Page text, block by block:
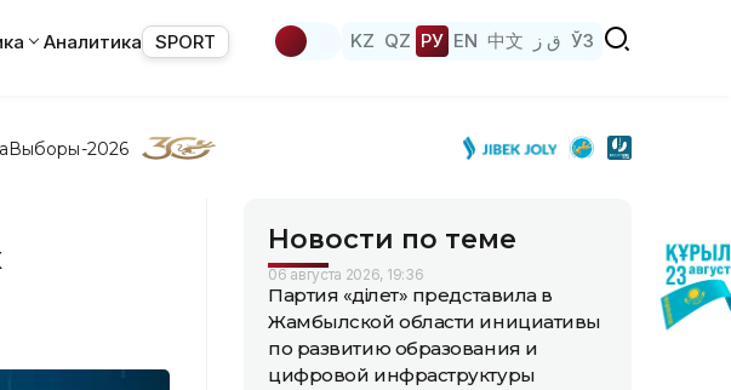
Аналитика SPORT KZ QZ РУ EN 中文 ق ز ЎЗ
Выборы-2026
Новости по теме
06 августа 2026, 19:36
Партия «Әділет» представила в
Жамбылской области инициативы
по развитию образования и
цифровой инфраструктуры